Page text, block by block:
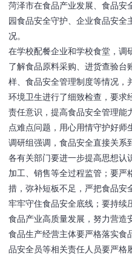
菏泽市在食品产业发展、食品安
园食品安全守护、企业食品安全
况。
在学校配餐企业和学校食堂，调
了解食品原料采购、进货查验台
样、食品安全管理制度等情况，
环境卫生进行了细致检查，要求
责任意识，提高食品安全管理能
点难点问题，用心用情守护好师
调研组强调，食品安全直接关系
各有关部门要进一步提高思想认
加工、销售等全过程监管；要严
措，弥补短板不足，严把食品安
牢牢守住食品安全底线；要持续
食品产业高质量发展，努力营造
食品生产经营主体要严格落实食
品安全员等相关责任人员要严格